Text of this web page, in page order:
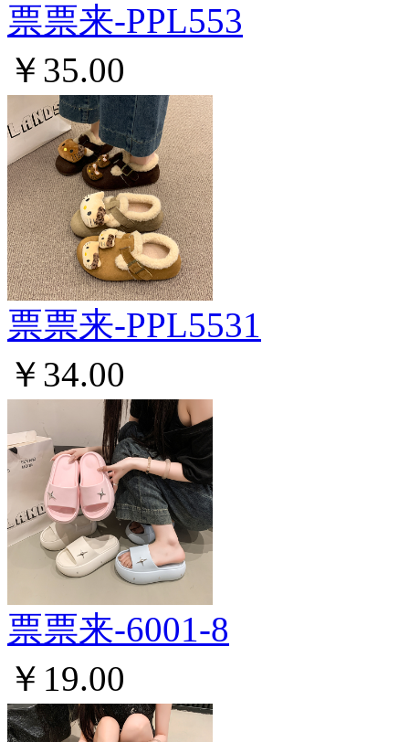
票票来-PPL553
￥35.00
票票来-PPL5531
￥34.00
票票来-6001-8
￥19.00